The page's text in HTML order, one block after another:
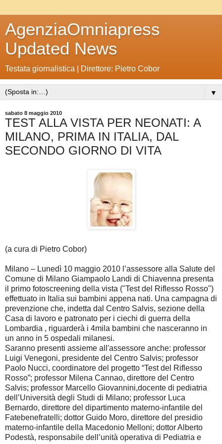
AgenziaOmniapress
Updated News
Testata giornalistica | Direttore: Pietro Cobor
▼
sabato 8 maggio 2010
TEST ALLA VISTA PER NEONATI: A
MILANO, PRIMA IN ITALIA, DAL
SECONDO GIORNO DI VITA
(a cura di Pietro Cobor)
Milano – Lunedì 10 maggio 2010 l’assessore alla Salute del
Comune di Milano Giampaolo Landi di Chiavenna presenta
il primo fotoscreening della vista ("Test del Riflesso Rosso")
effettuato in Italia sui bambini appena nati. Una campagna di
prevenzione che, indetta dal Centro Salvis, sezione della
Casa di lavoro e patronato per i ciechi di guerra della
Lombardia , riguarderà i 4mila bambini che nasceranno in
un anno in 5 ospedali milanesi.
Saranno presenti assieme all'assessore anche: professor
Luigi Venegoni, presidente del Centro Salvis; professor
Paolo Nucci, coordinatore del progetto “Test del Riflesso
Rosso”; professor Milena Cannao, direttore del Centro
Salvis; professor Marcello Giovannini,docente di pediatria
dell’Università degli Studi di Milano; professor Luca
Bernardo, direttore del dipartimento materno-infantile del
Fatebenefratelli; dottor Guido Moro, direttore del presidio
materno-infantile della Macedonio Melloni; dottor Alberto
Podestà, responsabile dell’unità operativa di Pediatria e